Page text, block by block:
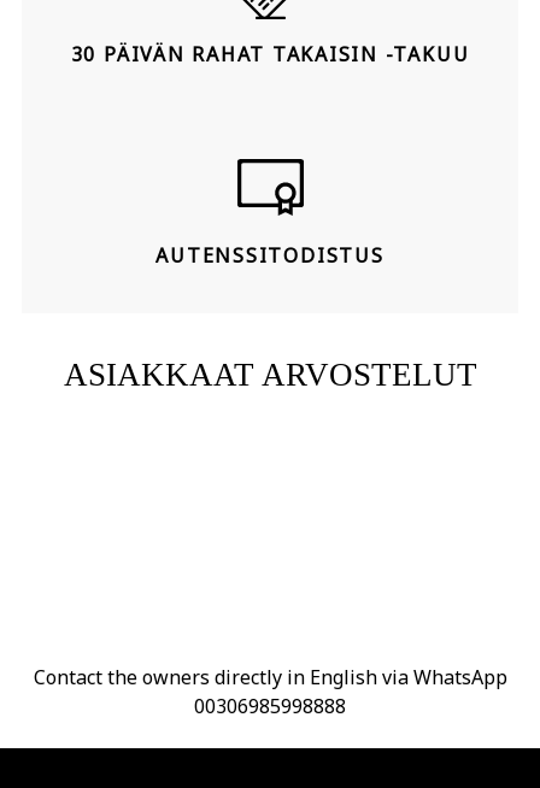
30 PÄIVÄN RAHAT TAKAISIN -TAKUU
AUTENSSITODISTUS
ASIAKKAAT ARVOSTELUT
Contact the owners directly in English via WhatsApp
00306985998888